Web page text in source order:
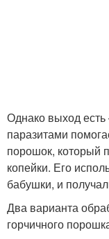
Однако выход
паразитами
порошок, который
копейки. Его
бабушки, и
Два варианта
горчичного